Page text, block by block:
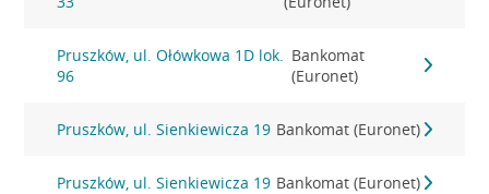
Pruszków, ul. Ołówkowa 1D lok.
96
Bankomat
(Euronet)
Pruszków, ul. Sienkiewicza 19 Bankomat (Euronet)
Pruszków, ul. Sienkiewicza 19 Bankomat (Euronet)